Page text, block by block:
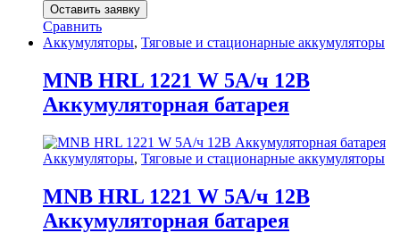
Оставить заявку
Сравнить
Аккумуляторы, Тяговые и стационарные аккумуляторы
MNB HRL 1221 W 5А/ч 12В
Аккумуляторная батарея
Аккумуляторы, Тяговые и стационарные аккумуляторы
MNB HRL 1221 W 5А/ч 12В
Аккумуляторная батарея